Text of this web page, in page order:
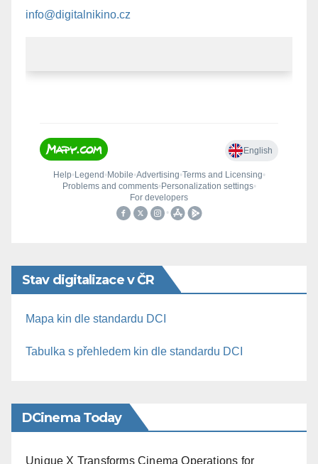
info@digitalnikino.cz
Stav digitalizace v ČR
Mapa kin dle standardu DCI
Tabulka s přehledem kin dle standardu DCI
DCinema Today
Unique X Transforms Cinema Operations for